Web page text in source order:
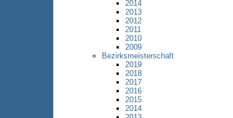
2014
2013
2012
2011
2010
2009
Bezirksmeisterschaft
2019
2018
2017
2016
2015
2014